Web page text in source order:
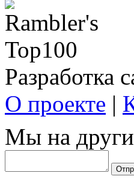
Разработка
О проекте |
Мы на